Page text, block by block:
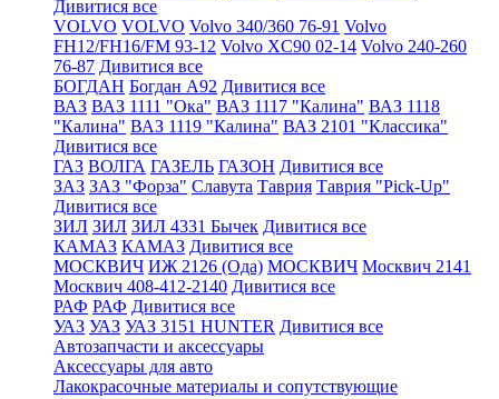
Дивитися все
VOLVO VOLVO Volvo 340/360 76-91 Volvo
FH12/FH16/FM 93-12 Volvo XC90 02-14 Volvo 240-260
76-87 Дивитися все
БОГДАН Богдан А92 Дивитися все
ВАЗ ВАЗ 1111 "Ока" ВАЗ 1117 "Калина" ВАЗ 1118
"Калина" ВАЗ 1119 "Калина" ВАЗ 2101 "Классика"
Дивитися все
ГАЗ ВОЛГА ГАЗЕЛЬ ГАЗОН Дивитися все
ЗАЗ ЗАЗ "Форза" Славута Таврия Таврия "Pick-Up"
Дивитися все
ЗИЛ ЗИЛ ЗИЛ 4331 Бычек Дивитися все
КАМАЗ КАМАЗ Дивитися все
МОСКВИЧ ИЖ 2126 (Ода) МОСКВИЧ Москвич 2141
Москвич 408-412-2140 Дивитися все
РАФ РАФ Дивитися все
УАЗ УАЗ УАЗ 3151 HUNTER Дивитися все
Автозапчасти и аксессуары
Аксессуары для авто
Лакокрасочные материалы и сопутствующие